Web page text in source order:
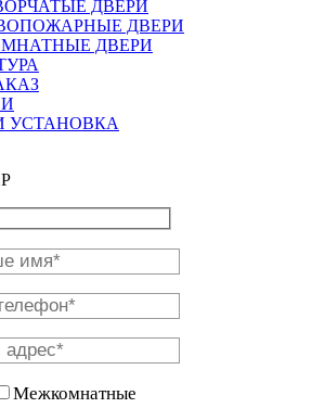
ДВЕРИ
ДВЕРИ
ДВЕРИ
УСТАНОВКА
Межкомнатные